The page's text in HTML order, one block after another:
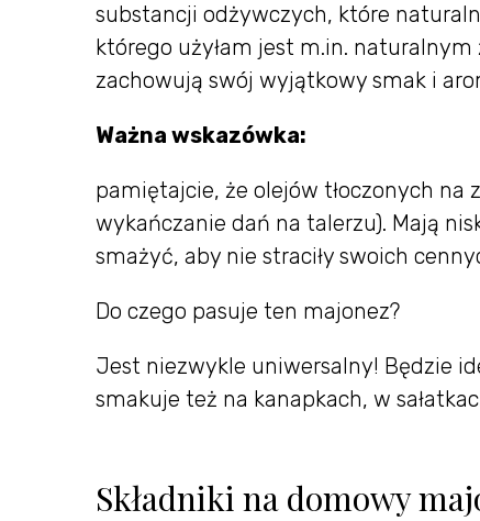
substancji odżywczych, które
którego użyłam jest m.in. naturalnym
zachowują swój wyjątkowy smak i
Ważna wskazówka:
pamiętajcie, że olejów tłoczonych na
wykańczanie dań na talerzu). Mają
smażyć, aby nie straciły swoich
Do czego pasuje ten majonez?
Jest niezwykle uniwersalny! Będzie
smakuje też na kanapkach, w
Składniki na domowy